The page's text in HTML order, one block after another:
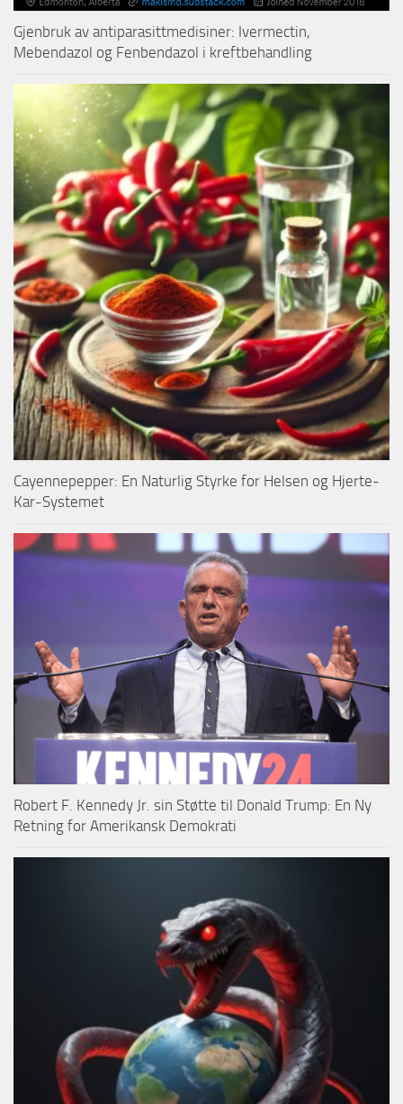
Gjenbruk av antiparasittmedisiner: Ivermectin,
Mebendazol og Fenbendazol i kreftbehandling
Cayennepepper: En Naturlig Styrke for Helsen og Hjerte-
Kar-Systemet
Robert F. Kennedy Jr. sin Støtte til Donald Trump: En Ny
Retning for Amerikansk Demokrati